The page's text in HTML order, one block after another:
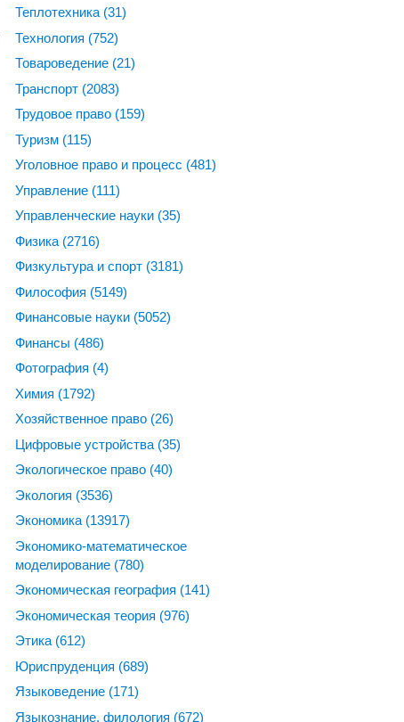
Теплотехника (31)
Технология (752)
Товароведение (21)
Транспорт (2083)
Трудовое право (159)
Туризм (115)
Уголовное право и процесс (481)
Управление (111)
Управленческие науки (35)
Физика (2716)
Физкультура и спорт (3181)
Философия (5149)
Финансовые науки (5052)
Финансы (486)
Фотография (4)
Химия (1792)
Хозяйственное право (26)
Цифровые устройства (35)
Экологическое право (40)
Экология (3536)
Экономика (13917)
Экономико-математическое
моделирование (780)
Экономическая география (141)
Экономическая теория (976)
Этика (612)
Юриспруденция (689)
Языковедение (171)
Языкознание, филология (672)